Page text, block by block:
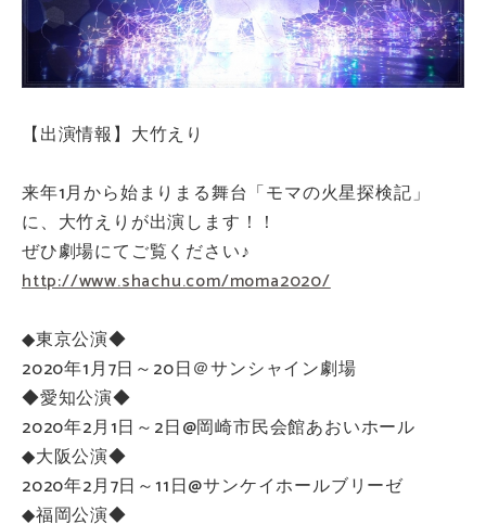
【出演情報】大竹えり
来年1月から始まりまる舞台「モマの火星探検記」
に、大竹えりが出演します！！
ぜひ劇場にてご覧ください♪
http://www.shachu.com/moma2020/
◆東京公演◆
2020年1月7日～20日＠サンシャイン劇場
◆愛知公演◆
2020年2月1日～2日@岡崎市民会館あおいホール
◆大阪公演◆
2020年2月7日～11日@サンケイホールブリーゼ
◆福岡公演◆